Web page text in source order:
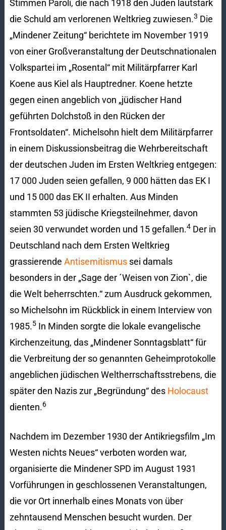
Stimmen Paroli, die nach 1918 den Juden lautstark
die Schuld am verlorenen Weltkrieg zuwiesen.3 Die
„Mindener Zeitung“ berichtete im November 1919
von einer Großveranstaltung der Deutschnationalen
Volkspartei im „Rosental“ mit Militärpfarrer Karl
Koene aus Kiel als Hauptredner. Koene hetzte
gegen einen angeblich von „jüdischer Hand
geführten Dolchstoß in den Rücken der
Frontsoldaten“. Michelsohn hielt dem Militärpfarrer
in einem Diskussionsbeitrag die Wehrbereitschaft
der deutschen Juden im Ersten Weltkrieg entgegen:
17 000 Juden seien gefallen, 9 000 hätten das EK I
und 15 000 das EK II erhalten. Aus Minden
stammten 53 jüdische Kriegsteilnehmer, davon
seien 30 verwundet worden und 15 gefallen.4Der in
Deutschland nach dem Ersten Weltkrieg
grassierende Antisemitismussei damals
besonders in der „Sage der ´Weisen von Zion`, die
die Welt beherrschten.“ zum Ausdruck gekommen,
so Michelsohn im Rückblick in einem Interview von
1985.5In Minden sorgte die lokale evangelische
Kirchenzeitung, das „Mindener Sonntagsblatt“ für
die Verbreitung der so genannten Geheimprotokolle
angeblichen jüdischen Weltherrschaftsstrebens, die
später den Nazis zur „Begründung“ des Holocaust
dienten.6
Nachdem im Dezember 1930 der Antikriegsfilm „Im
Westen nichts Neues“ verboten worden war,
organisierte die Mindener SPD im August 1931
Vorführungen in geschlossenen Veranstaltungen,
die vor Ort innerhalb eines Monats von über
zehntausend Menschen besucht wurden. Der